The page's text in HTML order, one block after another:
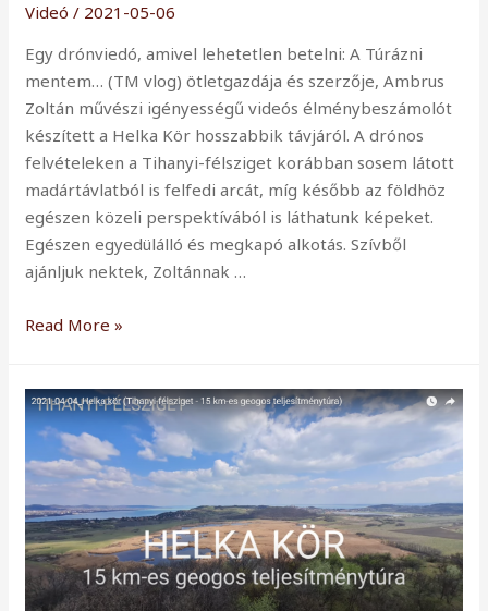
Videó / 2021-05-06
Egy drónviedó, amivel lehetetlen betelni: A Túrázni
mentem… (TM vlog) ötletgazdája és szerzője, Ambrus
Zoltán művészi igényességű videós élménybeszámolót
készített a Helka Kör hosszabbik távjáról. A drónos
felvételeken a Tihanyi-félsziget korábban sosem látott
madártávlatból is felfedi arcát, míg később az földhöz
egészen közeli perspektívából is láthatunk képeket.
Egészen egyedülálló és megkapó alkotás. Szívből
ajánljuk nektek, Zoltánnak …
Lélegzetelállító
drónvideó
36
km-
es
Helka
Körről!
Read More »